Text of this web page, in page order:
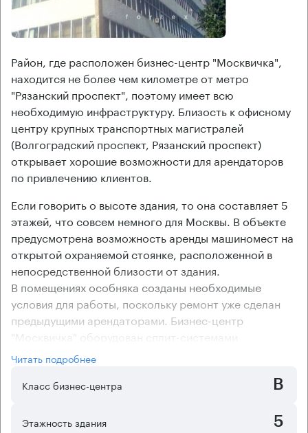
Район, где расположен бизнес-центр "Москвичка",
находится не более чем километре от метро
"Рязанский проспект", поэтому имеет всю
необходимую инфраструктуру. Близость к офисному
центру крупных транспортных магистралей
(Волгоградский проспект, Рязанский проспект)
открывает хорошие возможности для арендаторов
по привлечению клиентов.
Если говорить о высоте здания, то она составляет 5
этажей, что совсем немного для Москвы. В объекте
предусмотрена возможность аренды машиномест на
открытой охраняемой стоянке, расположенной в
непосредственной близости от здания.
В помещениях особняка созданы необходимые
условия для работы, поскольку ремонт уже сделан
предыдущими арендаторами. Бизнес-центр
"Москвичка" оборудован сплит-системами
кондиционирования, поддерживающими комфортный
температурный режим. Офисный центр имеет
смешанную планировку помещений, что позволяет
организационной структурой компании.
Читать подробнее
Класс бизнес-центра
B
Этажность здания 5